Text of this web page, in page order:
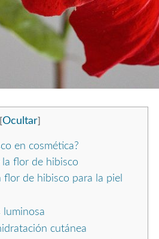
[Ocultar]
en cosmética?
la flor de hibisco
flor de hibisco para la piel
luminosa
cutánea